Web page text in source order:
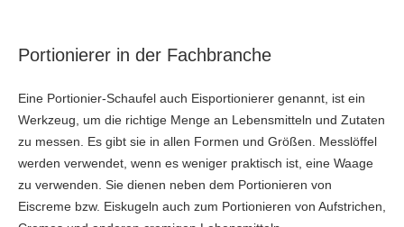
Portionierer in der Fachbranche
Eine Portionier-Schaufel auch Eisportionierer genannt, ist ein
Werkzeug, um die richtige Menge an Lebensmitteln und Zutaten
zu messen. Es gibt sie in allen Formen und Größen. Messlöffel
werden verwendet, wenn es weniger praktisch ist, eine Waage
zu verwenden. Sie dienen neben dem Portionieren von
Eiscreme bzw. Eiskugeln auch zum Portionieren von Aufstrichen,